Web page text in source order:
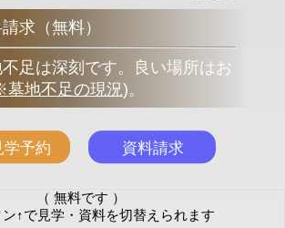
求（無料）
足は深刻です。良い場所はお
地不足の現況)。
（ 無料です ）
ン↑で見学・資料を切替えられます